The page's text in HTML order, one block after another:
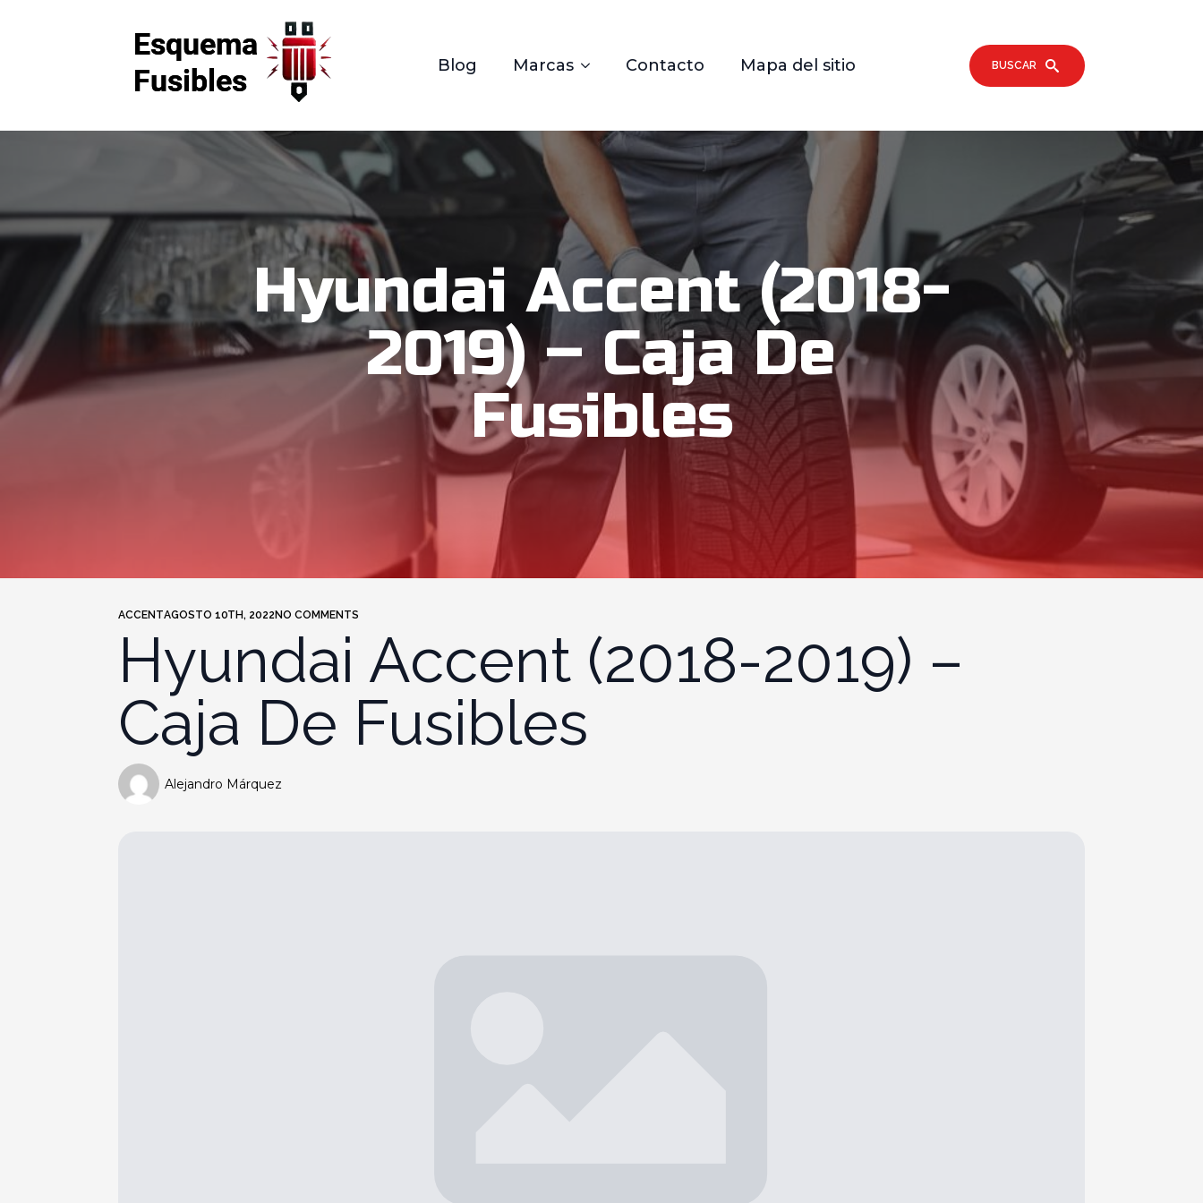
Blog Marcas Contacto Mapa del sitio BUSCAR
Hyundai Accent (2018-
2019) – Caja De
Fusibles
ACCENTAGOSTO 10TH, 2022 NO COMMENTS
Hyundai Accent (2018-2019) –
Caja De Fusibles
Alejandro Márquez